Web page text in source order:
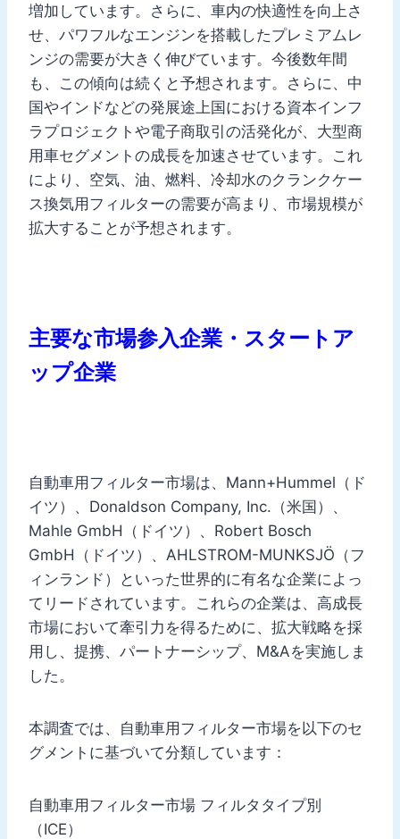
増加しています。さらに、車内の快適性を向上さ
せ、パワフルなエンジンを搭載したプレミアムレ
ンジの需要が大きく伸びています。今後数年間
も、この傾向は続くと予想されます。さらに、中
国やインドなどの発展途上国における資本インフ
ラプロジェクトや電子商取引の活発化が、大型商
用車セグメントの成長を加速させています。これ
により、空気、油、燃料、冷却水のクランクケー
ス換気用フィルターの需要が高まり、市場規模が
拡大することが予想されます。
主要な市場参入企業・スタートア
ップ企業
自動車用フィルター市場は、Mann+Hummel（ド
イツ）、Donaldson Company, Inc.（米国）、
Mahle GmbH（ドイツ）、Robert Bosch
GmbH（ドイツ）、AHLSTROM-MUNKSJÖ（フ
ィンランド）といった世界的に有名な企業によっ
てリードされています。これらの企業は、高成長
市場において牽引力を得るために、拡大戦略を採
用し、提携、パートナーシップ、M&Aを実施しま
した。
本調査では、自動車用フィルター市場を以下のセ
グメントに基づいて分類しています：
自動車用フィルター市場 フィルタタイプ別
（ICE）